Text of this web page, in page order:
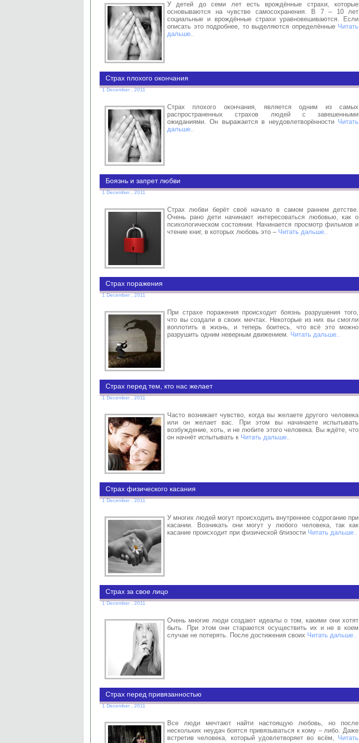
У детей до семи лет есть врождённые страхи, которые
основываются на чувстве самосохранения. В 7 – 10 лет
социальные и врождённые страхи уравновешиваются. Если
описать это подробнее, то выделяются определённые Читать
дальше..
Страх плохого окончания
1 December , 2011
Страх плохого окончания, является одним из самых
распространенных страхов людей с завешенными
ожиданиями. Он выражается в неудовлетворённости Читать
дальше..
Боязнь и запрет любви
1 December , 2011
Страх любви берёт своё начало в самом раннем детстве.
Очень рано дети начинают интересоваться любовью, как о
психологическом состоянии. Начинается просмотр фильмов и
чтение книг, в которых любовь это – Читать дальше..
Страх поражения
1 December , 2011
При страхе поражения происходит боязнь разрушения того,
что вы создали в своих мечтах. Некоторые из них вы смогли
воплотить в жизнь, и теперь боитесь, что всё это можно
разрушить одним неверным движением. Читать дальше..
Страх перед тем, кто нас желает
1 December , 2011
Часто возникает чувство, когда вы желаете другого человека
или он желает вас. При этом вы начинаете испытывать
возбуждение, хоть, и не любите этого человека. Вы ждёте, что
он начнёт испытывать к Читать дальше..
Страх физического касания
1 December , 2011
У многих людей могут происходить внутреннее содрогание при
касании. Возникать они могут у любого человека, так как
касание происходит при физической близости Читать дальше..
Страх за свое лицо
1 December , 2011
Очень многие люди создают идеалы о том, какими они хотят
быть. При этом они стараются осуществить их и не в коем
случае не потерять. После достижения своих Читать дальше..
Страх перед привязанностью
1 December , 2011
Все люди мечтают найти настоящую любовь, но после
нескольких неудач боятся привязываться к кому – либо. Даже
встретив человека, который удовлетворяет во всём, Читать